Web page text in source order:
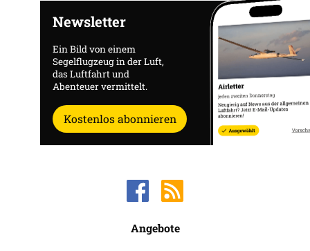
Newsletter
Ein Bild von einem
Segelflugzeug in der Luft,
das Luftfahrt und
Abenteuer vermittelt.
Kostenlos abonnieren
Angebote